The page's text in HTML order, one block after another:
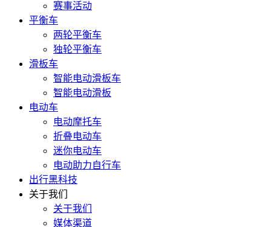
赛事活动
平衡车
两轮平衡车
独轮平衡车
滑板车
智能电动滑板车
智能电动滑板
电动车
电动摩托车
折叠电动车
迷你电动车
电动助力自行车
出行黑科技
关于我们
关于我们
媒体渠道